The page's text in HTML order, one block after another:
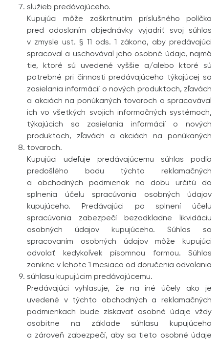
služieb predávajúceho.
Kupujúci môže zaškrtnutím príslušného políčka
pred odoslaním objednávky vyjadriť svoj súhlas
v zmysle ust. § 11 ods. 1 zákona, aby predávajúci
spracoval a uschovával jeho osobné údaje, najmä
tie, ktoré sú uvedené vyššie a/alebo ktoré sú
potrebné pri činnosti predávajúceho týkajúcej sa
zasielania informácií o nových produktoch, zľavách
a akciách na ponúkaných tovaroch a spracovával
ich vo všetkých svojich informačných systémoch,
týkajúcich sa zasielania informácií o nových
produktoch, zľavách a akciách na ponúkaných
tovaroch.
Kupujúci udeľuje predávajúcemu súhlas podľa
predošlého bodu týchto reklamačných
a obchodných podmienok na dobu určitú do
splnenia účelu spracúvania osobných údajov
kupujúceho. Predávajúci po splnení účelu
spracúvania zabezpečí bezodkladne likvidáciu
osobných údajov kupujúceho. Súhlas so
spracovaním osobných údajov môže kupujúci
odvolať kedykoľvek písomnou formou. Súhlas
zanikne v lehote 1 mesiaca od doručenia odvolania
súhlasu kupujúcim predávajúcemu.
Predávajúci vyhlasuje, že na iné účely ako je
uvedené v týchto obchodných a reklamačných
podmienkach bude získavať osobné údaje vždy
osobitne na základe súhlasu kupujúceho
a zároveň zabezpečí, aby sa tieto osobné údaje